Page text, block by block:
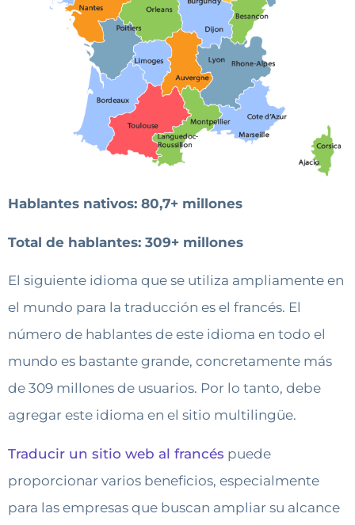
Hablantes nativos: 80,7+ millones
Total de hablantes: 309+ millones
El siguiente idioma que se utiliza ampliamente en
el mundo para la traducción es el francés. El
número de hablantes de este idioma en todo el
mundo es bastante grande, concretamente más
de 309 millones de usuarios. Por lo tanto, debe
agregar este idioma en el sitio multilingüe.
Traducir un sitio web al francés puede
proporcionar varios beneficios, especialmente
para las empresas que buscan ampliar su alcance